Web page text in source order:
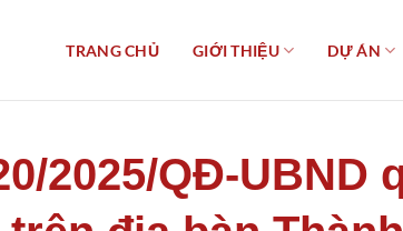
TRANG CHỦ GIỚI THIỆU DỰ ÁN
2025/QĐ-UBND